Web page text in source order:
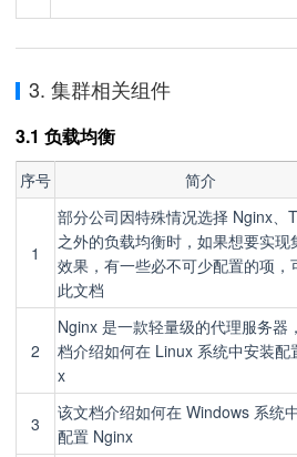
3. 集群相关组件
3.1 负载均衡
序号 简介
1
部分公司因特殊情况选择 Nginx、
之外的负载均衡时，如果想要实现
效果，有一些必不可少配置的项，
此文档
2
Nginx 是一款轻量级的代理服务器
档介绍如何在 Linux 系统中安装配
x
3
该文档介绍如何在 Windows 系统
配置 Nginx